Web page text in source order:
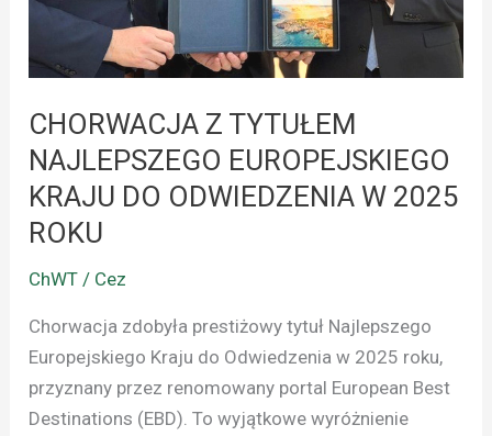
CHORWACJA Z TYTUŁEM
NAJLEPSZEGO EUROPEJSKIEGO
KRAJU DO ODWIEDZENIA W 2025
ROKU
ChWT / Cez
Chorwacja zdobyła prestiżowy tytuł Najlepszego
Europejskiego Kraju do Odwiedzenia w 2025 roku,
przyznany przez renomowany portal European Best
Destinations (EBD). To wyjątkowe wyróżnienie
W
2025
ROKU